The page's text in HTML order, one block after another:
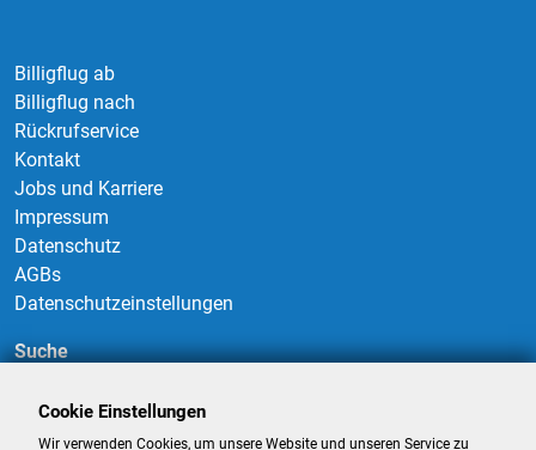
Billigflug ab
Billigflug nach
Rückrufservice
Kontakt
Jobs und Karriere
Impressum
Datenschutz
AGBs
Datenschutzeinstellungen
Suche
Cookie Einstellungen
Wir verwenden Cookies, um unsere Website und unseren Service zu